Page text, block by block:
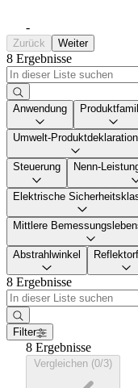
-
Zurück Weiter
8 Ergebnisse
Anwendung
Umwelt-Produktdeklaration
Steuerung Nenn-
Elektrische
Mittlere
Abstrahlwinkel
8 Ergebnisse
Filter
8 Ergebnisse